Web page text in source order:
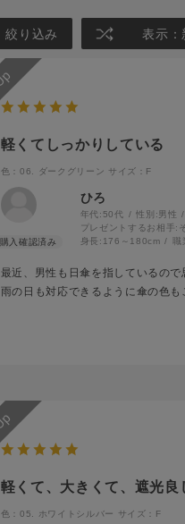
絞り込み 表示：
軽くてしっかりしている
色：06. ダークグリーン サイズ：F
ひろ
年代: 50代 性別:男性
プレゼントするお相手:
身長: 176～180cm
最近、男性も日傘を指しているの
雨の日も対応できるように傘の色
軽くて、大きくて、遮光良
色：05. ホワイトシルバー サイズ：F